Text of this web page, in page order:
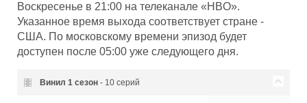
Воскресенье в 21:00 на телеканале «HBO».
Указанное время выхода соответствует стране -
США. По московскому времени эпизод будет
доступен после 05:00 уже следующего дня.
Винил 1 сезон- 10 серий